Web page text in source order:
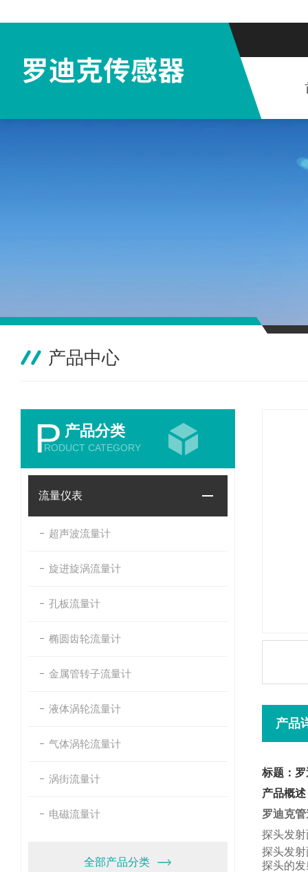
产品中心
P 产品分类
RODUCT CATEGORY
流量仪表
超声波流量计
旋进旋涡流量计
孔板流量计
椭圆齿轮流量计
金属管转子流量计
液体涡轮流量计
气体涡轮流量计
涡街流量计
电磁流量计
全部产品分类
产品
标题：
产品概述
罗迪克
探头发
探头发
探头的